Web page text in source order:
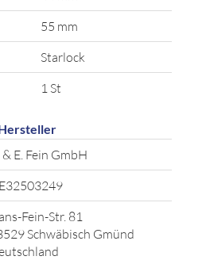
55 mm
Starlock
1 St
& E. Fein GmbH
Fein-Str. 81
Schwäbisch Gmünd